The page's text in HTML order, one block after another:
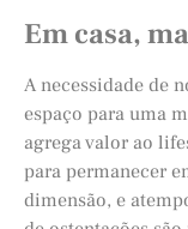
Em casa,
A necessidade de
espaço para uma
agrega valor ao
para permanecer
dimensão, e